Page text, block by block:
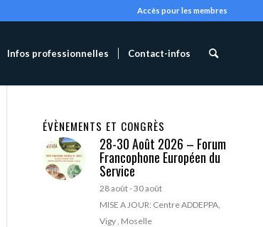
Accès pour les membres
Infos professionnelles Contact-infos
ÉVÈNEMENTS ET CONGRÈS
28-30 Août 2026 – Forum
Francophone Européen du
Service
28 août-30 août
MISE A JOUR: Centre ADDEPPA,
Vigy , Moselle